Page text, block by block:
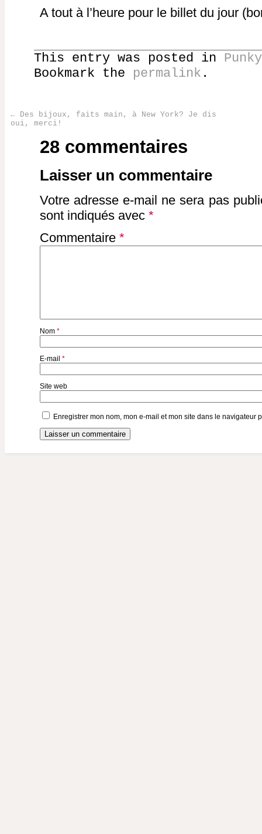
A tout à l’heure pour le billet du jour
This entry was posted in
Bookmark the permalink .
Post navigation
← Des bijoux, faits main, à New York? Je dis
oui, merci!
28 commentaires
Laisser un commentaire
Votre adresse e-mail ne sera pas
sont indiqués avec *
Commentaire *
Nom *
E-mail *
Site web
Enregistrer mon nom, mon e-mail et mon site dans le navigateur